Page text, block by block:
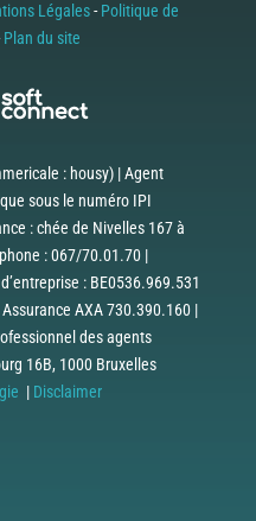
Légales-Politique de
Plan du site
: housy) | Agent
sous le numéro IPI
: chée de Nivelles 167 à
: 067/70.01.70 |
: BE0536.969.531
AXA 730.390.160 |
des agents
16B, 1000 Bruxelles
| Disclaimer